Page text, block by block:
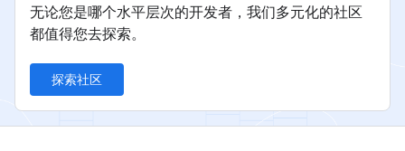
无论您是哪个水平层次的开发者，我们多元化的社区
都值得您去探索。
探索社区